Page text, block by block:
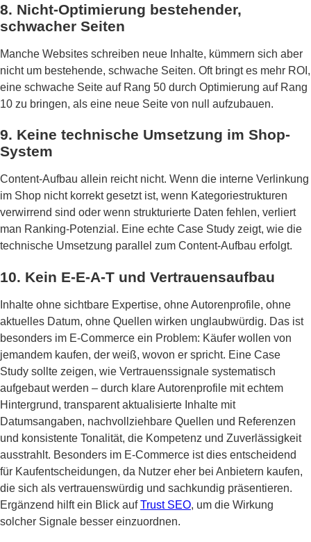
8. Nicht-Optimierung bestehender,
schwacher Seiten
Manche Websites schreiben neue Inhalte, kümmern sich aber
nicht um bestehende, schwache Seiten. Oft bringt es mehr ROI,
eine schwache Seite auf Rang 50 durch Optimierung auf Rang
10 zu bringen, als eine neue Seite von null aufzubauen.
9. Keine technische Umsetzung im Shop-
System
Content-Aufbau allein reicht nicht. Wenn die interne Verlinkung
im Shop nicht korrekt gesetzt ist, wenn Kategoriestrukturen
verwirrend sind oder wenn strukturierte Daten fehlen, verliert
man Ranking-Potenzial. Eine echte Case Study zeigt, wie die
technische Umsetzung parallel zum Content-Aufbau erfolgt.
10. Kein E-E-A-T und Vertrauensaufbau
Inhalte ohne sichtbare Expertise, ohne Autorenprofile, ohne
aktuelles Datum, ohne Quellen wirken unglaubwürdig. Das ist
besonders im E-Commerce ein Problem: Käufer wollen von
jemandem kaufen, der weiß, wovon er spricht. Eine Case
Study sollte zeigen, wie Vertrauenssignale systematisch
aufgebaut werden – durch klare Autorenprofile mit echtem
Hintergrund, transparent aktualisierte Inhalte mit
Datumsangaben, nachvollziehbare Quellen und Referenzen
und konsistente Tonalität, die Kompetenz und Zuverlässigkeit
ausstrahlt. Besonders im E-Commerce ist dies entscheidend
für Kaufentscheidungen, da Nutzer eher bei Anbietern kaufen,
die sich als vertrauenswürdig und sachkundig präsentieren.
Ergänzend hilft ein Blick aufTrust SEO, um die Wirkung
solcher Signale besser einzuordnen.